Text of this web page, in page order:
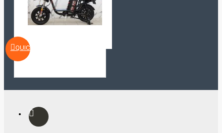
QUICKVIEW